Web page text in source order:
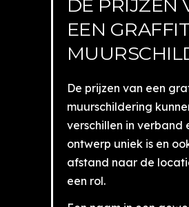
DE PRIJZEN
EEN
De prijzen van een
muurschildering
verschillen in verband
ontwerp uniek is en
afstand naar de
een rol.